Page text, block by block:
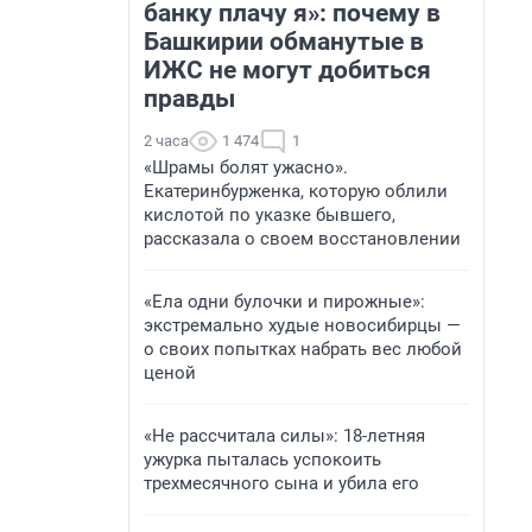
банку плачу я»: почему в
Башкирии обманутые в
ИЖС не могут добиться
правды
2 часа 1 474 1
«Шрамы болят ужасно».
Екатеринбурженка, которую облили
кислотой по указке бывшего,
рассказала о своем восстановлении
«Ела одни булочки и пирожные»:
экстремально худые новосибирцы —
о своих попытках набрать вес любой
ценой
«Не рассчитала силы»: 18-летняя
ужурка пыталась успокоить
трехмесячного сына и убила его